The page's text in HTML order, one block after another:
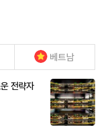
베트남
전략자